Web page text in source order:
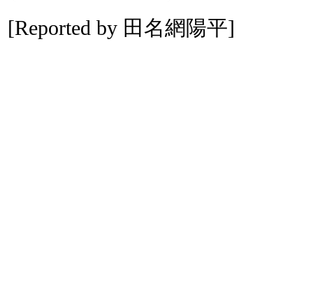
[Reported by 田名網陽平]